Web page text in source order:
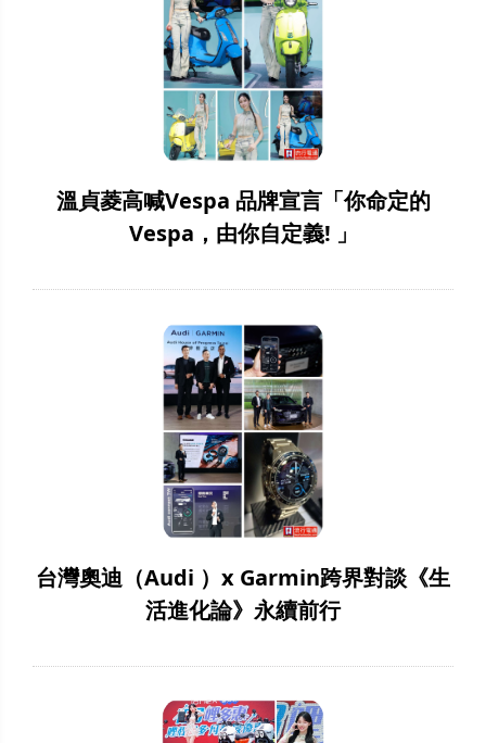
溫貞菱高喊Vespa 品牌宣言「你命定的
Vespa，由你自定義! 」
台灣奧迪（Audi ）x Garmin跨界對談《生
活進化論》永續前行